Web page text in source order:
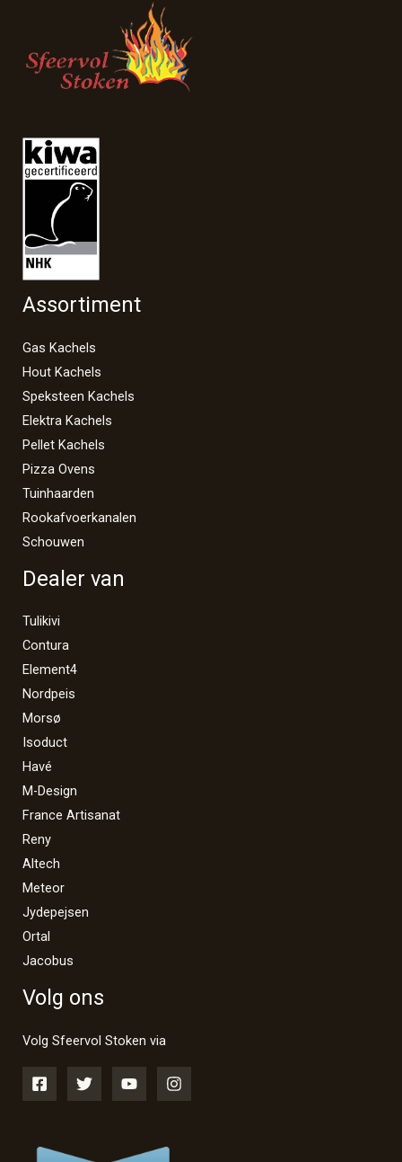
Assortiment
Gas Kachels
Hout Kachels
Speksteen Kachels
Elektra Kachels
Pellet Kachels
Pizza Ovens
Tuinhaarden
Rookafvoerkanalen
Schouwen
Dealer van
Tulikivi
Contura
Element4
Nordpeis
Morsø
Isoduct
Havé
M-Design
France Artisanat
Reny
Altech
Meteor
Jydepejsen
Ortal
Jacobus
Volg ons
Volg Sfeervol Stoken via